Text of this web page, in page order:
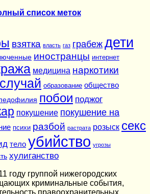
список меток
взятка власть газ грабеж дети
иностранцы интернет
медицина наркотики
образование общество
побои поджог
покушение покушение на
психи разбой растрата розыск секс
тело убийство угрозы
хулиганство
году группой нижегородских
криминальные события,
правоохранительных